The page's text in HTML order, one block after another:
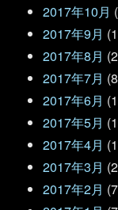
2017年10月
2017年9月
2017年8月
2017年7月
2017年6月
2017年5月
2017年4月
2017年3月
2017年2月